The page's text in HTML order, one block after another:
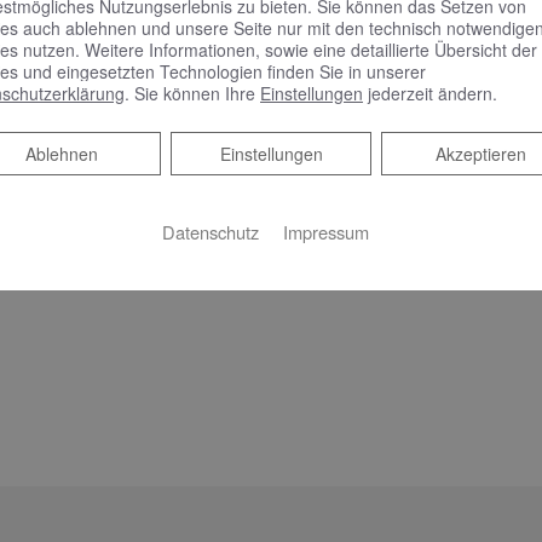
Nutzungserlebnis zu bieten. Sie können das Setzen von
auch ablehnen und unsere Seite nur mit den technisch
nutzen. Weitere Informationen, sowie eine detaillierte Übersicht der
und eingesetzten Technologien finden Sie in unserer
. Sie können Ihre Einstellungen jederzeit ändern.
Akzeptieren
Einstellungen
Ablehnen
Ablehnen
Datenschutz Impressum